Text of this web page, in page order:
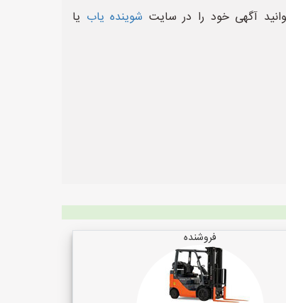
آگهی خود را در سایت شوینده یاب یا
فروشنده